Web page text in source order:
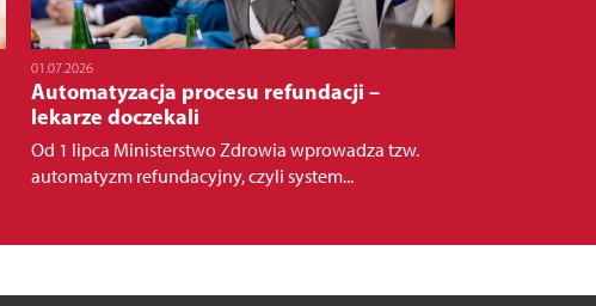
01.07.2026
Automatyzacja procesu refundacji –
lekarze doczekali
Od 1 lipca Ministerstwo Zdrowia wprowadza tzw.
automatyzm refundacyjny, czyli system...